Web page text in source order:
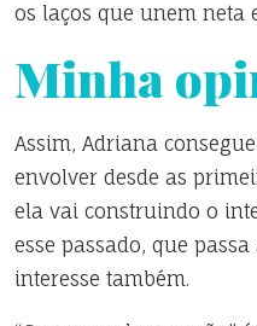
os laços que unem neta
Minha
Assim, Adriana
envolver desde as
ela vai construindo o
esse passado, que
interesse também.